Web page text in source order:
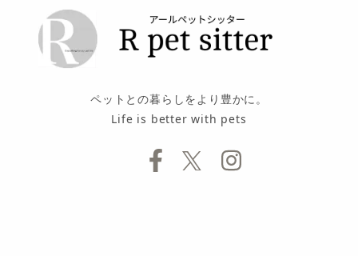
ペットとの暮らしをより豊かに。
Life is better with pets